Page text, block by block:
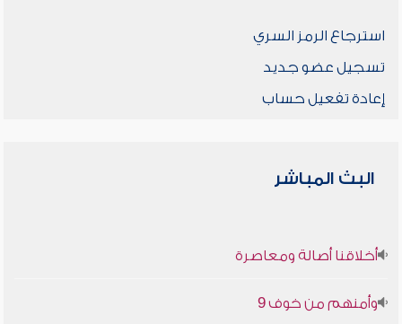
استرجاع الرمز السري
تسجيل عضو جديد
إعادة تفعيل حساب
البث المباشر
أخلاقنا أصالة ومعاصرة
وأمنهم من خوف 9